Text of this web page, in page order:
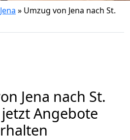
» Umzug von Jena nach St.
Jena nach St.
Angebote